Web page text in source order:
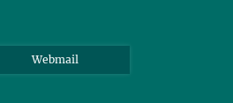
Webmail